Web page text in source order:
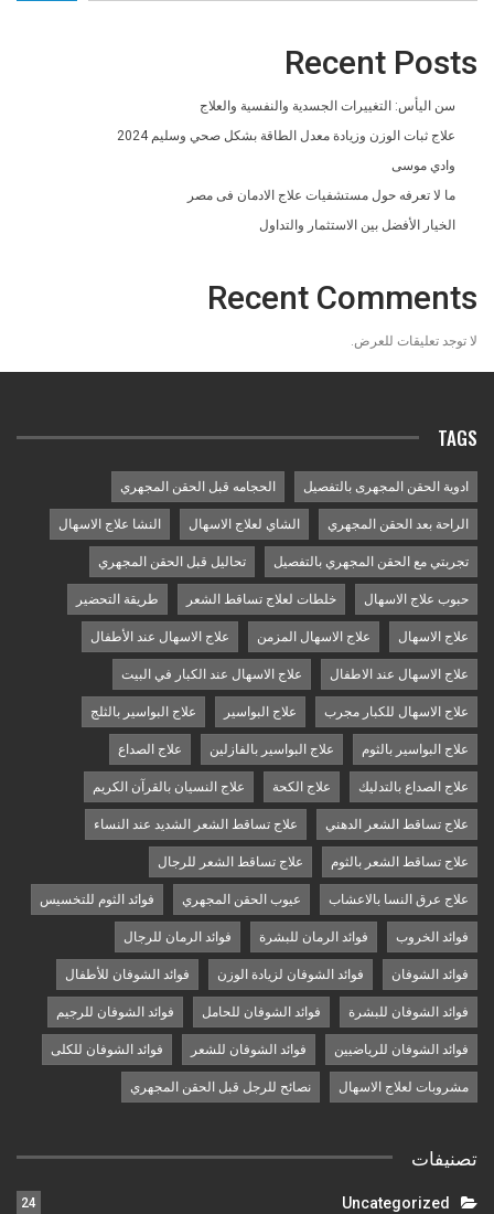
Recent Posts
سن اليأس: التغييرات الجسدية والنفسية والعلاج
علاج ثبات الوزن وزيادة معدل الطاقة بشكل صحي وسليم 2024
وادي موسى
ما لا تعرفه حول مستشفيات علاج الادمان فى مصر
الخيار الأفضل بين الاستثمار والتداول
Recent Comments
لا توجد تعليقات للعرض.
TAGS
ادوية الحقن المجهرى بالتفصيل الحجامه قبل الحقن المجهري
الراحة بعد الحقن المجهري الشاي لعلاج الاسهال النشا علاج الاسهال
تجربتي مع الحقن المجهري بالتفصيل تحاليل قبل الحقن المجهري
حبوب علاج الاسهال خلطات لعلاج تساقط الشعر طريقة التحضير
علاج الاسهال علاج الاسهال المزمن علاج الاسهال عند الأطفال
علاج الاسهال عند الاطفال علاج الاسهال عند الكبار في البيت
علاج الاسهال للكبار مجرب علاج البواسير علاج البواسير بالثلج
علاج البواسير بالثوم علاج البواسير بالفازلين علاج الصداع
علاج الصداع بالتدليك علاج الكحة علاج النسيان بالقرآن الكريم
علاج تساقط الشعر الدهني علاج تساقط الشعر الشديد عند النساء
علاج تساقط الشعر بالثوم علاج تساقط الشعر للرجال
علاج عرق النسا بالاعشاب عيوب الحقن المجهري فوائد الثوم للتخسيس
فوائد الخروب فوائد الرمان للبشرة فوائد الرمان للرجال
فوائد الشوفان فوائد الشوفان لزيادة الوزن فوائد الشوفان للأطفال
فوائد الشوفان للبشرة فوائد الشوفان للحامل فوائد الشوفان للرجيم
فوائد الشوفان للرياضيين فوائد الشوفان للشعر فوائد الشوفان للكلى
مشروبات لعلاج الاسهال نصائح للرجل قبل الحقن المجهري
تصنيفات
Uncategorized
24